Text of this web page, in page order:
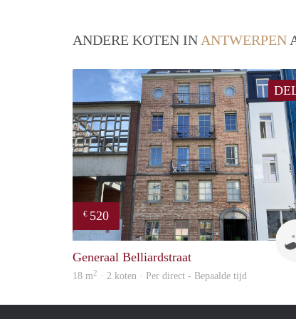
ANDERE KOTEN IN ANTWERPEN
€ 520
Generaal Belliardstraat
18 m2 · 2 koten · Per direct - Bepaalde tijd